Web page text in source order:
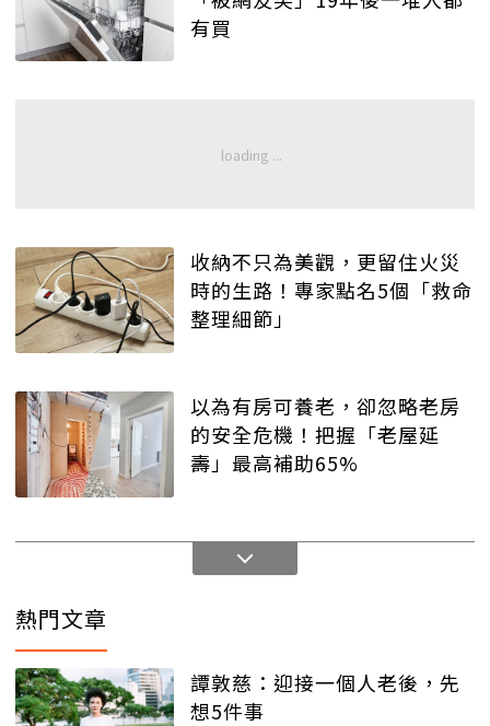
有買
收納不只為美觀，更留住火災
時的生路！專家點名5個「救命
整理細節」
以為有房可養老，卻忽略老房
的安全危機！把握「老屋延
壽」最高補助65%
熱門文章
譚敦慈：迎接一個人老後，先
想5件事